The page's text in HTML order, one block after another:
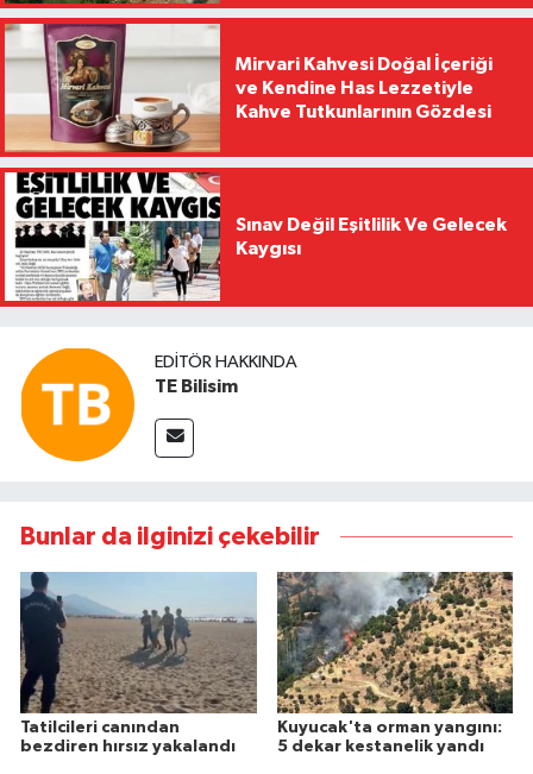
Mirvari Kahvesi Doğal İçeriği
ve Kendine Has Lezzetiyle
Kahve Tutkunlarının Gözdesi
Sınav Değil Eşitlilik Ve Gelecek
Kaygısı
EDITÖR HAKKINDA
TE Bilisim
Bunlar da ilginizi çekebilir
Tatilcileri canından
bezdiren hırsız yakalandı
Kuyucak'ta orman yangını:
5 dekar kestanelik yandı